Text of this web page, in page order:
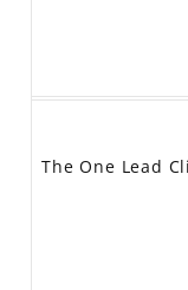
The One Lead